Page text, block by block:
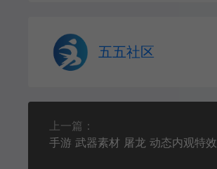
五五社区
上一篇：
手游 武器素材 屠龙 动态内观特效